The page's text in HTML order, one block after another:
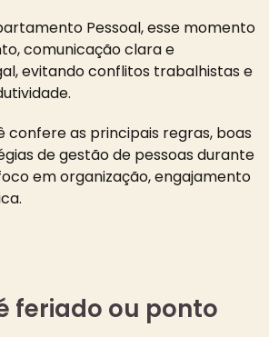
Pessoal, esse momento
comunicação clara e
evitando conflitos trabalhistas e
confere as principais regras, boas
de gestão de pessoas durante
em organização, engajamento
feriado ou ponto